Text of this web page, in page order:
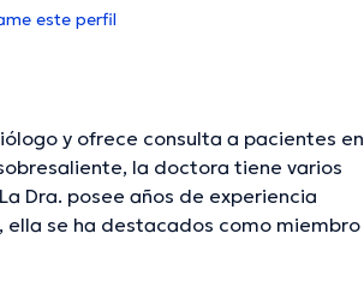
este perfil
y ofrece consulta a pacientes en
la doctora tiene varios
Dra. posee años de experiencia
ella se ha destacados como miembro